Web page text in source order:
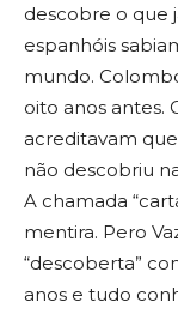
descobre o que
espanhóis
mundo.
oito anos antes.
acreditavam
não descobriu
A chamada
mentira. Pero
“descoberta”
anos e tudo